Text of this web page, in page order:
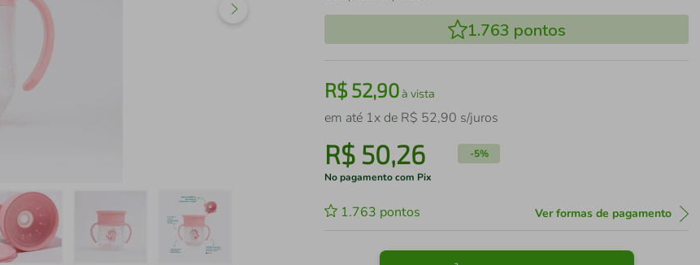
1.763 pontos
R$52,90à vista
em até 1x de R$ 52,90 s/juros
R$ 50,26 -5%
No pagamento com Pix
1.763 pontos Ver formas de pagamento